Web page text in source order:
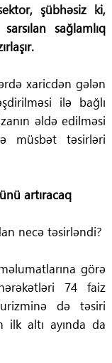
şübhəsiz ki,
sağlamlıq
xaricdən gələn
ilə bağlı
əldə edilməsi
müsbət təsirləri
artıracaq
necə təsirləndi?
görə
74 faiz
də təsiri
ilk altı ayında da